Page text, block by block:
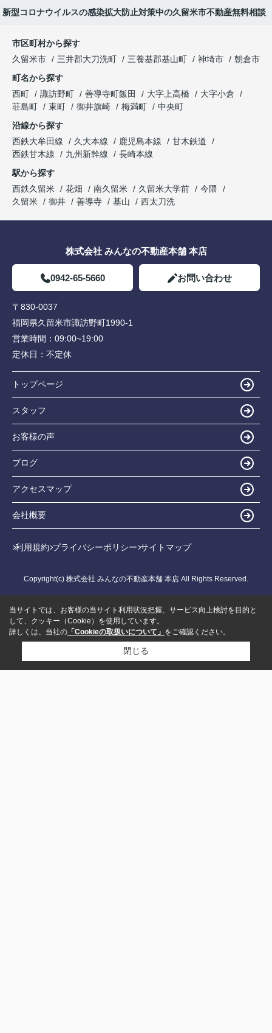
新型コロナウイルスの感染拡大防止対策中の久留米市不動産無料相談
市区町村から探す
久留米市
三井郡大刀洗町 三養基郡基山町 神埼市
朝倉市
町名から探す
西町
諏訪野町 善導寺町飯田 大字上高橋
大字小倉
荘島町
東町 御井旗崎 梅満町
中央町
沿線から探す
西鉄大牟田線
久大本線 鹿児島本線
甘木鉄道
西鉄甘木線
九州新幹線
長崎本線
駅から探す
西鉄久留米
花畑 南久留米 久留米大学前
今隈
久留米
御井 善導寺 基山 西太刀洗
株式会社 みんなの不動産本舗 本店
0942-65-5660 お問い合わせ
〒830-0037
福岡県久留米市諏訪野町1990-1
営業時間： 09:00~19:00
定休日： 不定休
トップページ
スタッフ
お客様の声
ブログ
アクセスマップ
会社概要
利用規約 プライバシーポリシー サイトマップ
Copyright(c) 株式会社 みんなの不動産本舗 本店 All Rights Reserved.
当サイトでは、お客様の当サイト利用状況把握、サービス向上検討を目的と
して、クッキー（Cookie）を使用しています。
詳しくは、当社の 「Cookieの取扱いについて」 をご確認ください。
閉じる